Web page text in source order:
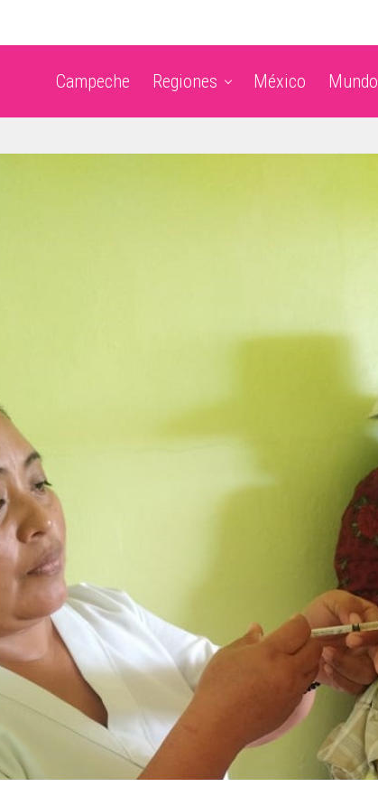
Campeche Regiones México Mundo